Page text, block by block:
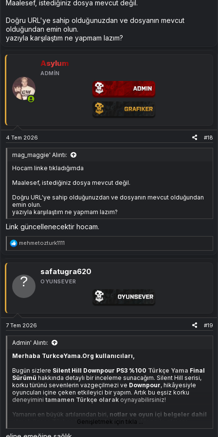
Evet seçeneğine basıp dosyanın silinmesini bekleyin.
Ekli dosyayı görüntüle 266
Kurulum videosu:
Ziyaretçiler için gizlenmiş link,görmek için
Türkçe YamaLinki:
[Gizli içerik]
Şifre : ÇAĞ
Maalesef, istediğiniz dosya mevcut değil.
Doğru URL'ye sahip olduğunuzdan ve dosyanın mevcut
olduğundan emin olun.
yazıyla karşılaştım ne yapmam lazım?
Asylum
ADMIN
4 Tem 2026 #18
mag_maggie' Alıntı:
Hocam linke tıkladığımda
Maalesef, istediğiniz dosya mevcut değil.
Doğru URL'ye sahip olduğunuzdan ve dosyanın mevcut olduğundan
emin olun.
yazıyla karşılaştım ne yapmam lazım?
Link güncellenecektir hocam.
T
e
l
:
mehmetozturk1111
safatugra620
OYUNSEVER
7 Tem 2026 #19
Admin' Alıntı:
Merhaba TurkceYama.Org kullanıcıları,
Bugün sizlere Silent Hill Downpour PS3 %100 Türkçe Yama Final
Sürümü hakkında detaylı bir inceleme sunacağım. Silent Hill serisi,
korku türünü sevenlerin vazgeçilmezi ve Downpour, hikâyesiyle
oyuncuları içine çeken etkileyici bir yapım. Artık bu eşsiz korku
deneyimini tamamen Türkçe olarak oynayabilirsiniz!
Yamanın en büyük artılarından biri, notlar ve oyun içi belgeler dahil
olmak üzere Türkçe karakter desteğinin eklenmiş olması
Böylece, atmosferi bozmadan ve anlam kaybı yaşamadan,Silent
Genişletmek için tıkla ...